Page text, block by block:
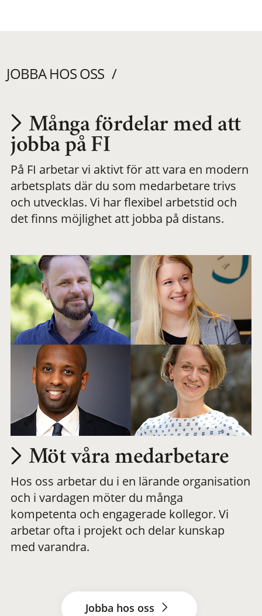
JOBBA HOS OSS
Utvecklas på en
meningsfull och
flexibel
Många fördelar med att
jobba på FI
På FI arbetar vi aktivt för att vara en modern
arbetsplats där du som medarbetare trivs
och utvecklas. Vi har flexibel arbetstid och
det finns möjlighet att jobba på distans.
Möt våra medarbetare
Hos oss arbetar du i en lärande organisation
och i vardagen möter du många
kompetenta och engagerade kollegor. Vi
arbetar ofta i projekt och delar kunskap
med varandra.
Jobba hos oss